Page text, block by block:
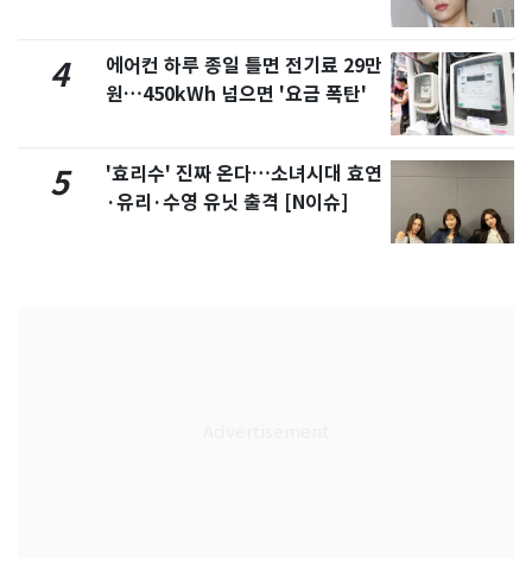
4
에어컨 하루 종일 틀면 전기료 29만
원…450kWh 넘으면 '요금 폭탄'
5
'효리수' 진짜 온다…소녀시대 효연
·유리·수영 유닛 출격 [N이슈]